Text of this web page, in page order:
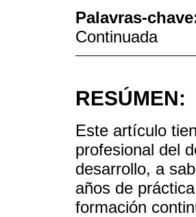
Palavras-
Continuada
RESÚMEN:
Este artículo
profesional del
desarrollo, a
años de
formación